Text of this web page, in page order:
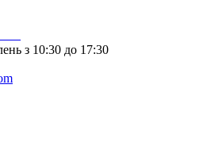
з 10:30 до 17:30